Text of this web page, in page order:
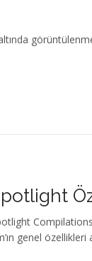
görüntülenme
genel özellikleri